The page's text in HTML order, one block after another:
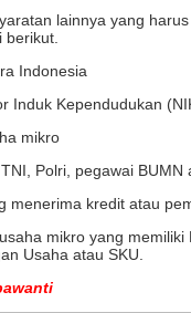
lainnya yang
Indonesia
Induk Kependudukan
mikro
Polri, pegawai BUMN
menerima kredit atau
mikro yang
Usaha atau SKU.